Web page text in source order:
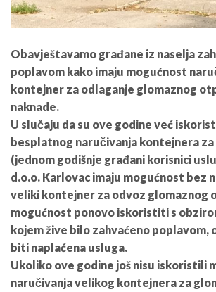
Obavještavamo građane iz naselja
poplavom kako imaju mogućnost
kontejner za odlaganje glomaznog
naknade.
U slučaju da su ove godine već
besplatnog naručivanja kontejnera
(jednom godišnje građani korisnici
d.o.o. Karlovac imaju mogućnost bez
veliki kontejner za odvoz glomaznog
mogućnost ponovo iskoristiti s
kojem žive bilo zahvaćeno poplavom,
biti naplaćena usluga.
Ukoliko ove godine još nisu iskoristili
naručivanja velikog kontejnera za